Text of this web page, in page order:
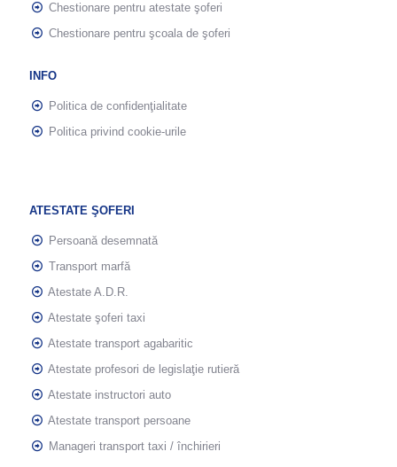
Chestionare pentru atestate şoferi
Chestionare pentru şcoala de şoferi
INFO
Politica de confidenţialitate
Politica privind cookie-urile
ATESTATE ŞOFERI
Persoană desemnată
Transport marfă
Atestate A.D.R.
Atestate şoferi taxi
Atestate transport agabaritic
Atestate profesori de legislaţie rutieră
Atestate instructori auto
Atestate transport persoane
Manageri transport taxi / închirieri